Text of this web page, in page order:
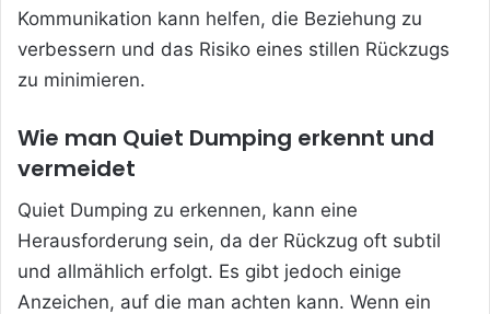
Kommunikation kann helfen, die Beziehung zu
verbessern und das Risiko eines stillen Rückzugs
zu minimieren.
Wie man Quiet Dumping erkennt und
vermeidet
Quiet Dumping zu erkennen, kann eine
Herausforderung sein, da der Rückzug oft subtil
und allmählich erfolgt. Es gibt jedoch einige
Anzeichen, auf die man achten kann. Wenn ein